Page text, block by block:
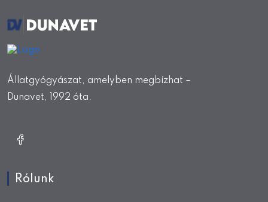
Állatgyógyászat, amelyben megbízhat –
Dunavet, 1992 óta.
Rólunk